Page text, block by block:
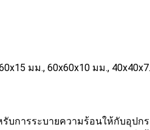
มม., 60x60x10 มม.,
บการระบายความร้อนให้กับอุป